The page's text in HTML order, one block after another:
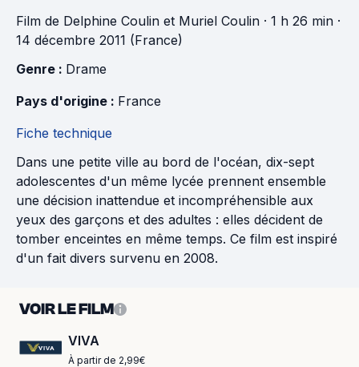
Film de Delphine Coulin et Muriel Coulin · 1 h 26 min ·
14 décembre 2011 (France)
Genre : Drame
Pays d'origine : France
Fiche technique
Dans une petite ville au bord de l'océan, dix-sept
adolescentes d'un même lycée prennent ensemble
une décision inattendue et incompréhensible aux
yeux des garçons et des adultes : elles décident de
tomber enceintes en même temps. Ce film est inspiré
d'un fait divers survenu en 2008.
VOIR LE FILM
VIVA
À partir de 2,99€